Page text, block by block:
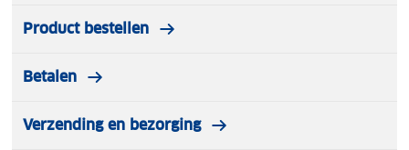
Product bestellen
Betalen
Verzending en bezorging